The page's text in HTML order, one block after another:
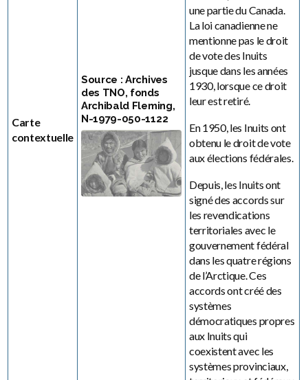
Carte
contextuelle
Source : Archives
des TNO, fonds
Archibald Fleming,
N-1979-050-1122
une partie du Canada.
La loi canadienne ne
mentionne pas le droit
de vote des Inuits
jusque dans les années
1930, lorsque ce droit
leur est retiré.
En 1950, les Inuits ont
obtenu le droit de vote
aux élections fédérales.
Depuis, les Inuits ont
signé des accords sur
les revendications
territoriales avec le
gouvernement fédéral
dans les quatre régions
de l’Arctique. Ces
accords ont créé des
systèmes
démocratiques propres
aux Inuits qui
coexistent avec les
systèmes provinciaux,